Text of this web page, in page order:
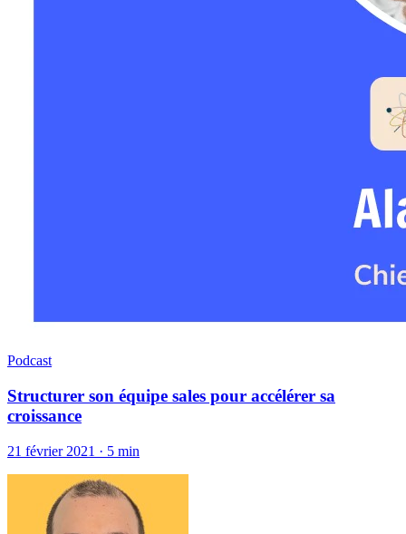
Podcast
Structurer son équipe sales pour accélérer sa
croissance
21 février 2021 · 5 min